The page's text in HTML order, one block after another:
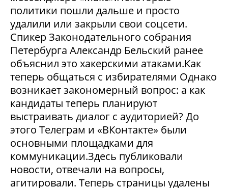
политики пошли дальше и просто
удалили или закрыли свои соцсети.
Спикер Законодательного собрания
Петербурга Александр Бельский ранее
объяснил это хакерскими атаками.Как
теперь общаться с избирателями Однако
возникает закономерный вопрос: а как
кандидаты теперь планируют
выстраивать диалог с аудиторией? До
этого Телеграм и «ВКонтакте» были
основными площадками для
коммуникации.Здесь публиковали
новости, отвечали на вопросы,
агитировали. Теперь страницы удалены